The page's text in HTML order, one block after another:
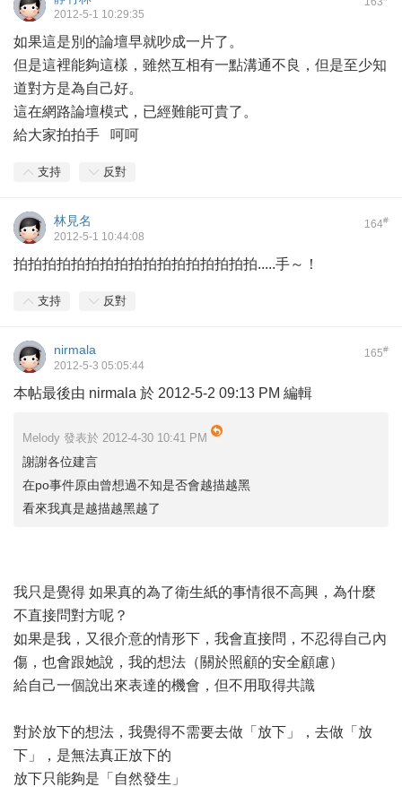
2012-5-1 10:29:35
如果這是別的論壇早就吵成一片了。
但是這裡能夠這樣，雖然互相有一點溝通不良，但是至少知
道對方是為自己好。
這在網路論壇模式，已經難能可貴了。
給大家拍拍手 呵呵
支持 反對
164#
林見名
2012-5-1 10:44:08
拍拍拍拍拍拍拍拍拍拍拍拍拍拍拍拍拍.....手～！
支持 反對
165#
nirmala
2012-5-3 05:05:44
本帖最後由 nirmala 於 2012-5-2 09:13 PM 編輯
Melody 發表於 2012-4-30 10:41 PM
謝謝各位建言
在po事件原由曾想過不知是否會越描越黑
看來我真是越描越黑越了
我只是覺得 如果真的為了衛生紙的事情很不高興，為什麼
不直接問對方呢？
如果是我，又很介意的情形下，我會直接問，不忍得自己內
傷，也會跟她說，我的想法（關於照顧的安全顧慮）
給自己一個說出來表達的機會，但不用取得共識
對於放下的想法，我覺得不需要去做「放下」，去做「放
下」，是無法真正放下的
放下只能夠是「自然發生」